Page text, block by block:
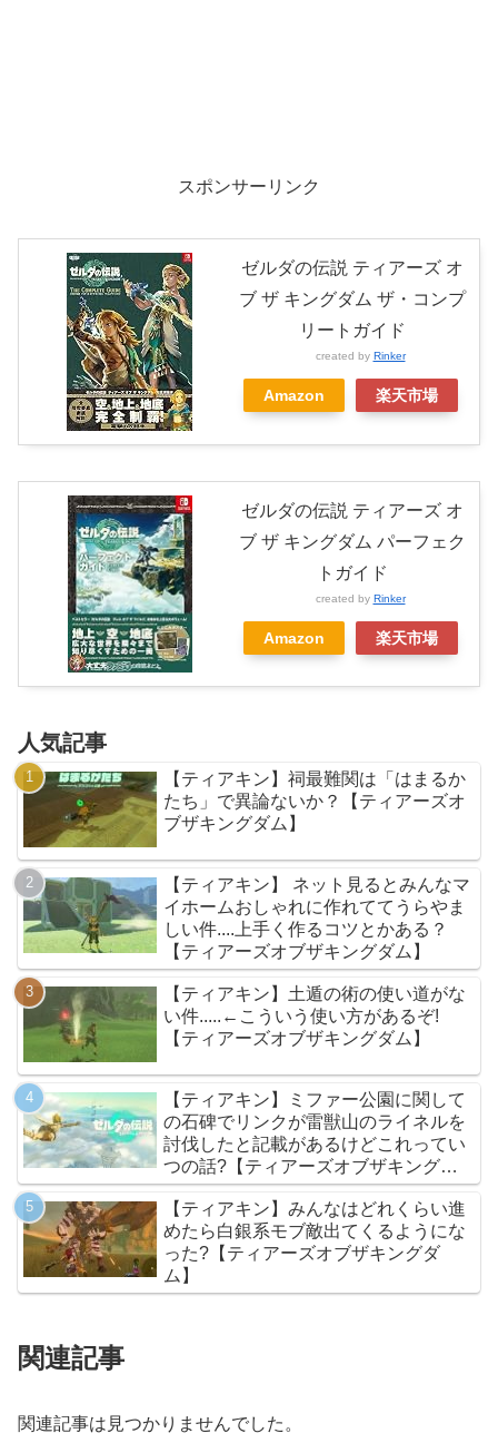
スポンサーリンク
ゼルダの伝説 ティアーズ オ
ブ ザ キングダム ザ・コンプ
リートガイド
created by Rinker
Amazon 楽天市場
ゼルダの伝説 ティアーズ オ
ブ ザ キングダム パーフェク
トガイド
created by Rinker
Amazon 楽天市場
人気記事
【ティアキン】祠最難関は「はまるか
たち」で異論ないか？【ティアーズオ
ブザキングダム】
【ティアキン】 ネット見るとみんなマ
イホームおしゃれに作れててうらやま
しい件....上手く作るコツとかある？
【ティアーズオブザキングダム】
【ティアキン】土遁の術の使い道がな
い件.....←こういう使い方があるぞ!
【ティアーズオブザキングダム】
【ティアキン】ミファー公園に関して
の石碑でリンクが雷獣山のライネルを
討伐したと記載があるけどこれってい
つの話?【ティアーズオブザキングダ
ム】
【ティアキン】みんなはどれくらい進
めたら白銀系モブ敵出てくるようにな
った?【ティアーズオブザキングダ
ム】
関連記事
関連記事は見つかりませんでした。